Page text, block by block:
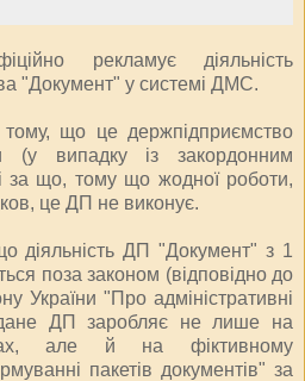
рекламує діяльність
"Документ" у системі ДМС.
що це держпідприємство
(у випадку із закордонним
за що, тому що жодної роботи,
це ДП не виконує.
діяльність ДП "Документ" з 1
поза законом (відповідно до
України "Про адміністративні
ДП заробляє не лише на
але й на фіктивному
пакетів документів" за